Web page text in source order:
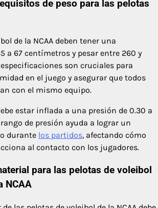
de peso para las pelotas
de la NCAA deben tener una
a 67 centímetros y pesar entre 260 y
son cruciales para
en el juego y asegurar que todos
con el mismo equipo.
estar inflada a una presión de 0.30 a
de presión ayuda a lograr un
durante los partidos, afectando cómo
al contacto con los jugadores.
para las pelotas de voleibol
NCAA